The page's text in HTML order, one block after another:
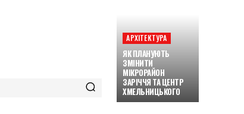
АРХІТЕКТУРА
ЯК ПЛАНУЮТЬ
ЗМІНИТИ
МІКРОРАЙОН
ЗАРІЧЧЯ ТА ЦЕНТР
ХМЕЛЬНИЦЬКОГО